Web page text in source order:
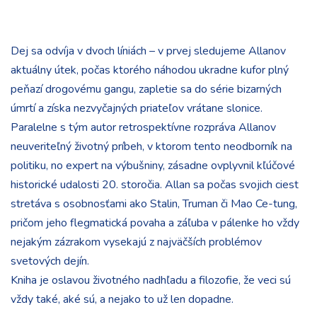
Dej sa odvíja v dvoch líniách – v prvej sledujeme Allanov
aktuálny útek, počas ktorého náhodou ukradne kufor plný
peňazí drogovému gangu, zapletie sa do série bizarných
úmrtí a získa nezvyčajných priateľov vrátane slonice.
Paralelne s tým autor retrospektívne rozpráva Allanov
neuveriteľný životný príbeh, v ktorom tento neodborník na
politiku, no expert na výbušniny, zásadne ovplyvnil kľúčové
historické udalosti 20. storočia. Allan sa počas svojich ciest
stretáva s osobnosťami ako Stalin, Truman či Mao Ce-tung,
pričom jeho flegmatická povaha a záľuba v pálenke ho vždy
nejakým zázrakom vysekajú z najväčších problémov
svetových dejín.
Kniha je oslavou životného nadhľadu a filozofie, že veci sú
vždy také, aké sú, a nejako to už len dopadne.